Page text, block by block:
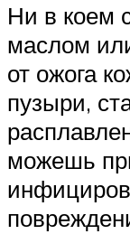
Ни в коем
маслом
от ожога
пузыри,
можешь